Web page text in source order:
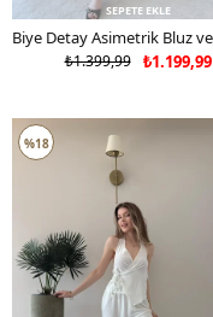
SEPETE EKLE
₺1.199,99
₺1.399,99
%18